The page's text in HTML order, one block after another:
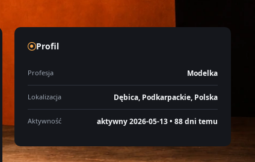
Profil
Profesja Modelka
Lokalizacja Dębica, Podkarpackie, Polska
Aktywność aktywny 2026-05-13 • 88 dni temu